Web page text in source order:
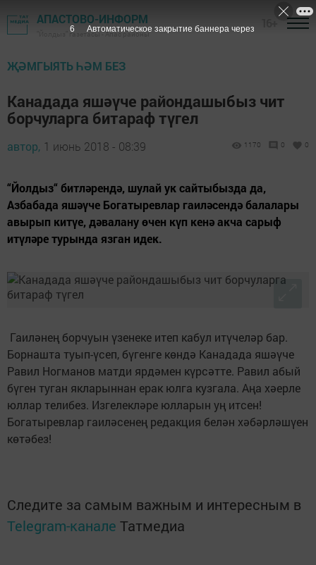
АПАСТОВО-ИНФОРМ
"Йолдыз" газетасы - Апас районы
ҖӘМГЫЯТЬ ҺӘМ БЕЗ
Канадада яшәүче райондашыбыз чит
борчуларга битараф түгел
автор, 1 июнь 2018 - 08:39 1170 0 0
“Йолдыз“ битләрендә, шулай ук сайтыбызда да,
Азбабада яшәүче Богатыревлар гаиләсендә балалары
авырып китүе, дәвалану өчен күп кенә акча сарыф
итүләре турында язган идек.
Гаиләнең борчуын үзенеке итеп кабул итүчеләр бар.
Борнашта туып-үсеп, бүгенге көндә Канадада яшәүче
Равил Ногманов матди ярдәмен күрсәтте. Равил абый
бүген туган якларыннан ерак юлга кузгала. Аңа хәерле
юллар телибез. Изгелекләре юлларын уң итсен!
Богатыревлар гаиләсенең редакция белән хәбәрләшүен
көтәбез!
Следите за самым важным и интересным в
Telegram-канале Татмедиа
5 Автоматическое закрытие баннера через